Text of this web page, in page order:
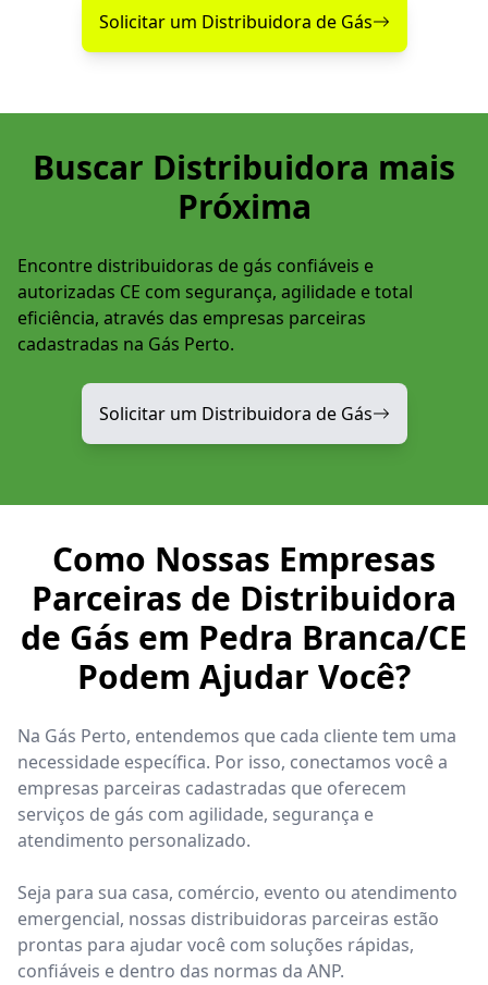
Solicitar um Distribuidora de Gás
Buscar Distribuidora mais
Próxima
Encontre distribuidoras de gás confiáveis e
autorizadas CE com segurança, agilidade e total
eficiência, através das empresas parceiras
cadastradas na Gás Perto.
Solicitar um Distribuidora de Gás
Como Nossas Empresas
Parceiras de Distribuidora
de Gás em Pedra Branca/CE
Podem Ajudar Você?
Na Gás Perto, entendemos que cada cliente tem uma
necessidade específica. Por isso, conectamos você a
empresas parceiras cadastradas que oferecem
serviços de gás com agilidade, segurança e
atendimento personalizado.
Seja para sua casa, comércio, evento ou atendimento
emergencial, nossas distribuidoras parceiras estão
prontas para ajudar você com soluções rápidas,
confiáveis e dentro das normas da ANP.